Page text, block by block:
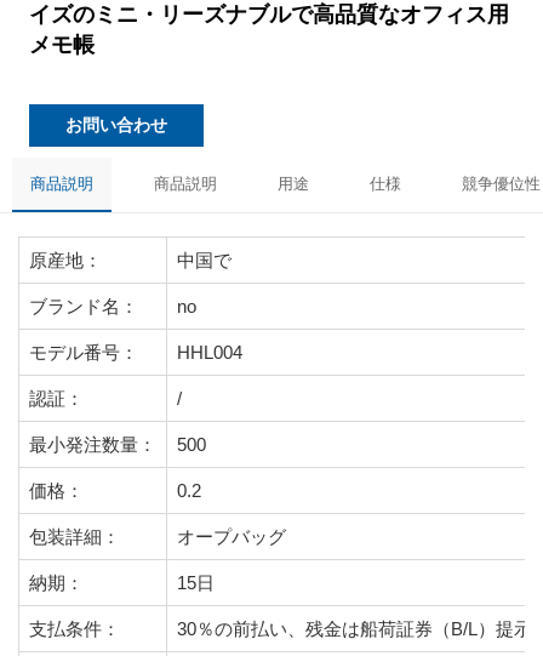
イズのミニ・リーズナブルで高品質なオフィス用
メモ帳
お問い合わせ
商品説明 商品説明 用途 仕様 競争優位性
原産地： 中国で
ブランド名： no
モデル番号： HHL004
認証： /
最小発注数量： 500
価格： 0.2
包装詳細： オープバッグ
納期： 15日
支払条件： 30％の前払い、残金は船荷証券（B/L）提示